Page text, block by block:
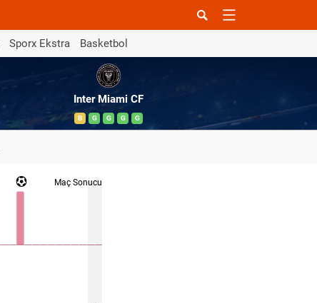
Sporx Ekstra Basketbol
Inter Miami CF
B G G G G
Maç Sonucu